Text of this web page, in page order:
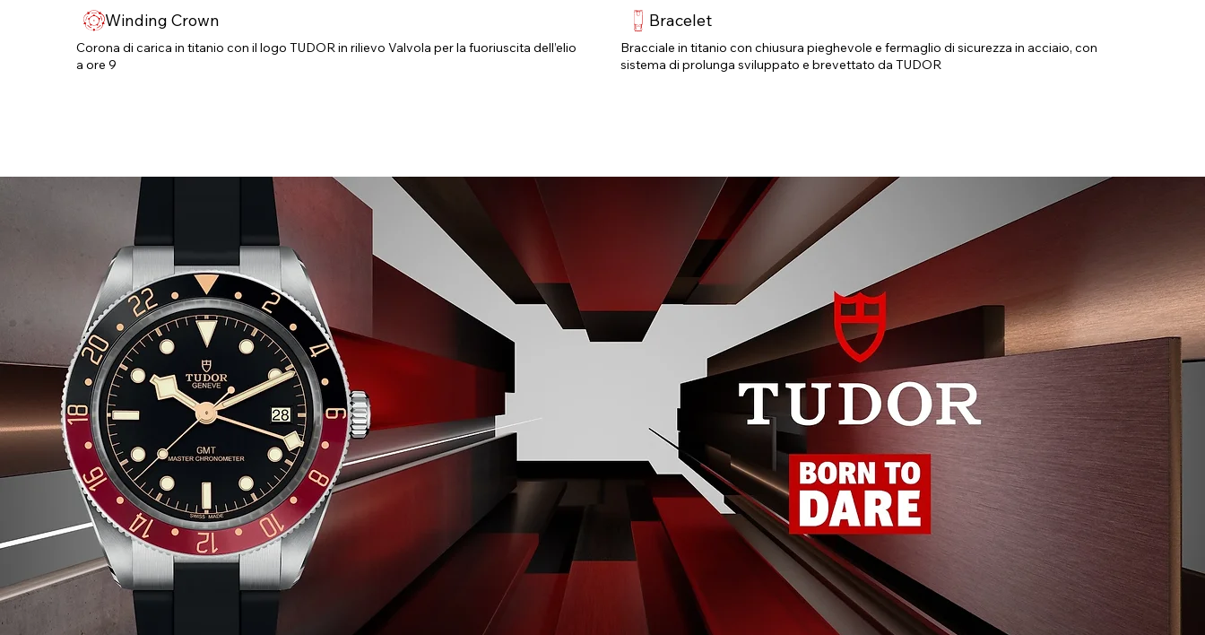
Winding Crown
Corona di carica in titanio con il logo TUDOR in rilievo Valvola per la fuoriuscita dell’elio
a ore 9
Bracelet
Bracciale in titanio con chiusura pieghevole e fermaglio di sicurezza in acciaio, con
sistema di prolunga sviluppato e brevettato da TUDOR